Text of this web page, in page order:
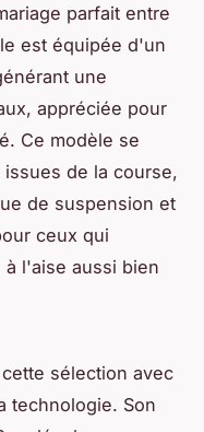
parfait entre
est équipée d'un
une
appréciée pour
Ce modèle se
de la course,
de suspension et
ceux qui
l'aise aussi bien
sélection avec
technologie. Son